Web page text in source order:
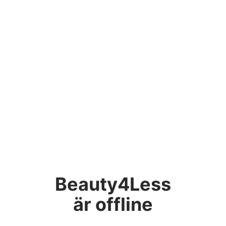
Beauty4Less
är offline